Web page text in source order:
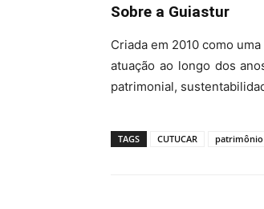
Sobre a Guiastur
Criada em 2010 como
atuação ao longo dos
patrimonial,
TAGS CUTUCAR